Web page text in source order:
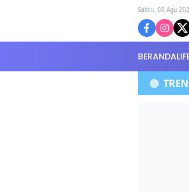
Sabtu, 08 Agu
BERANDA
Serahkan Di Kantor Polisi Selidiki